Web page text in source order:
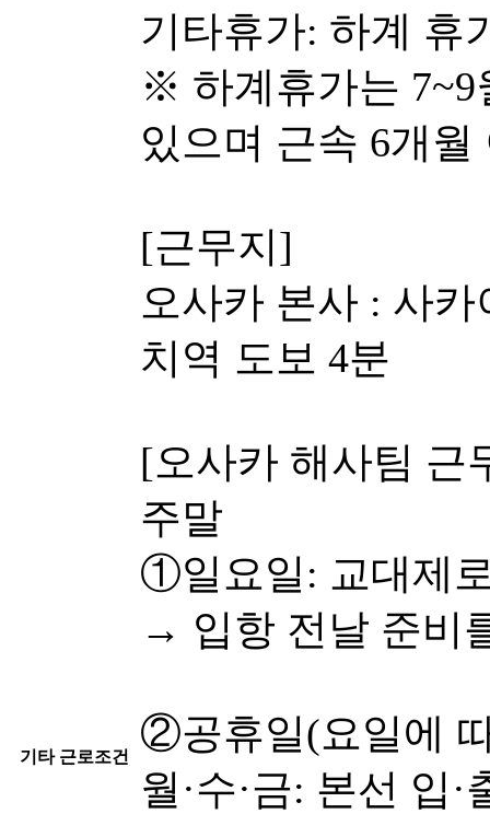
기타 근로조건
기타휴가: 하계 휴
※ 하계휴가는 7~9
있으며 근속 6개
[근무지]
오사카 본사 : 사
치역 도보 4분
[오사카 해사팀 근
주말
①일요일: 교대제
→ 입항 전날 준비
②공휴일(요일에
월·수·금: 본선 입